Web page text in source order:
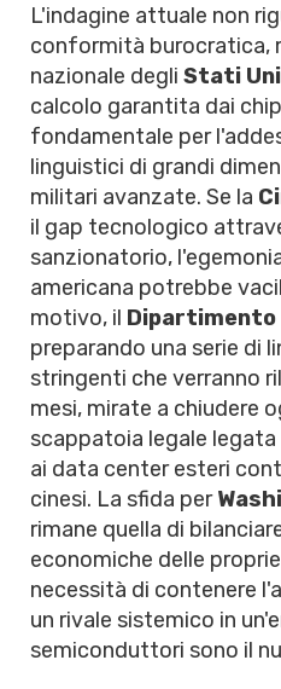
L'indagine attuale non
conformità burocratica,
nazionale degli Stati
calcolo garantita dai chip
fondamentale per
linguistici di grandi
militari avanzate. Se la
il gap tecnologico
sanzionatorio,
americana potrebbe
motivo, il Dipartimento
preparando una serie di
stringenti che verranno
mesi, mirate a chiudere
scappatoia legale
ai data center esteri
cinesi. La sfida per
rimane quella di
economiche delle
necessità di contenere
un rivale sistemico in
semiconduttori sono il